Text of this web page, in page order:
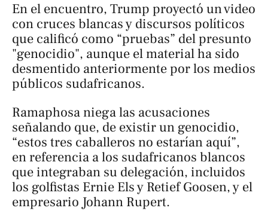
En el encuentro, Trump proyectó un video
con cruces blancas y discursos políticos
que calificó como “pruebas” del presunto
"genocidio", aunque el material ha sido
desmentido anteriormente por los medios
públicos sudafricanos.
Ramaphosa niega las acusaciones
señalando que, de existir un genocidio,
“estos tres caballeros no estarían aquí”,
en referencia a los sudafricanos blancos
que integraban su delegación, incluidos
los golfistas Ernie Els y Retief Goosen, y el
empresario Johann Rupert.